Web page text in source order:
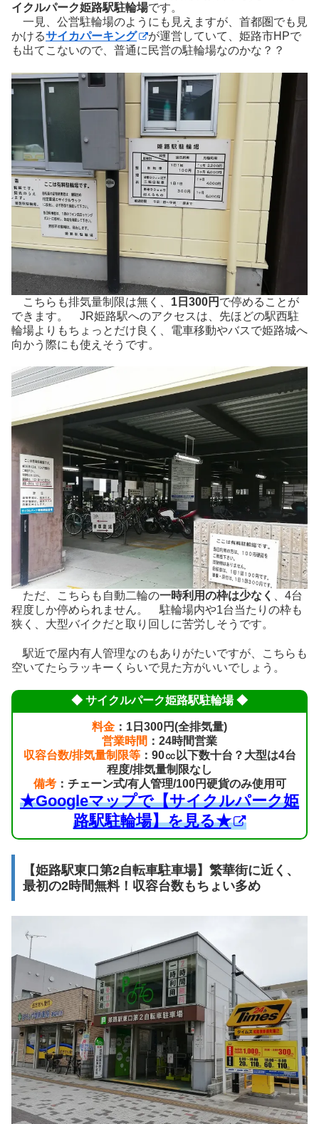
イクルパーク姫路駅駐輪場です。
一見、公営駐輪場のようにも見えますが、首都圏でも見
かけるサイカパーキング
が運営していて、姫路市HPで
も出てこないので、普通に民営の駐輪場なのかな？？
こちらも排気量制限は無く、 1日300円 で停めることが
できます。 JR姫路駅へのアクセスは、先ほどの駅西駐
輪場よりもちょっとだけ良く、電車移動やバスで姫路城へ
向かう際にも使えそうです。
ただ、こちらも自動二輪の一時利用の枠は少なく
、4台
程度しか停められません。 駐輪場内や1台当たりの枠も
狭く、大型バイクだと取り回しに苦労しそうです。
駅近で屋内有人管理なのもありがたいですが、こちらも
空いてたらラッキーくらいで見た方がいいでしょう。
◆ サイクルパーク姫路駅駐輪場 ◆
料金 ：1日300円(全排気量)
営業時間 ：24時間営業
収容台数/排気量制限等：90㏄以下数十台？大型は4台
程度/排気量制限なし
備考：チェーン式/有人管理/100円硬貨のみ使用可
★Googleマップで【サイクルパーク姫
路駅駐輪場】を見る★
【姫路駅東口第2自転車駐車場】繁華街に近く、
最初の2時間無料！収容台数もちょい多め